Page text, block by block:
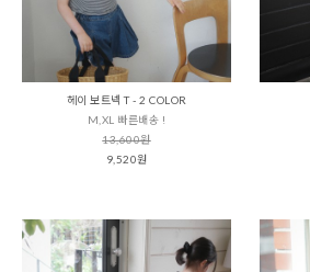
헤이 보트넥 T - 2 COLOR
M,XL 빠른배송 !
13,600원
9,520원